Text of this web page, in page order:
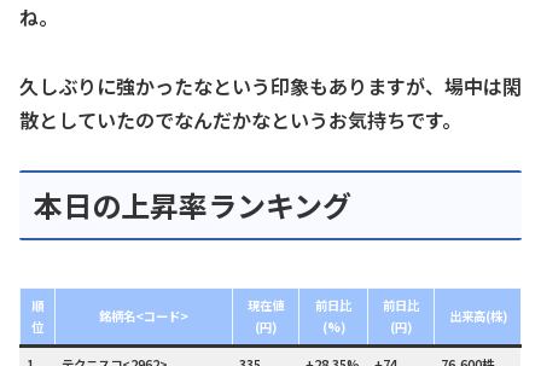
ね。
久しぶりに強かったなという印象もありますが、場中は閑
散としていたのでなんだかなというお気持ちです。
本日の上昇率ランキング
順
位
銘柄名<コード>
現在値
(円)
前日比
(%)
前日比
(円)
出来高(株)